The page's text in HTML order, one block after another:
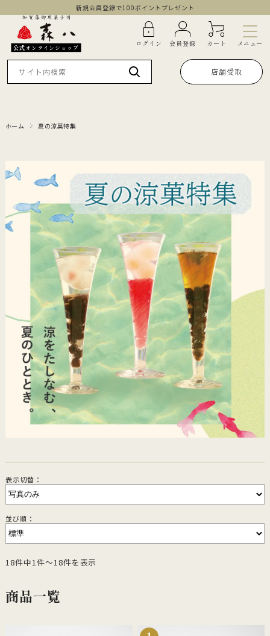
新規会員登録で100ポイントプレゼント
公式オンラインショップ ログイン 会員登録 カート メニュー
店舗受取
ホーム 夏の涼菓特集
表示切替：
並び順：
18件中1件～18件を表示
商品一覧